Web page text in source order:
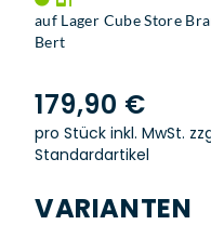
auf Lager Cube Store
Bert
179,90 €
pro Stück inkl. MwSt.
Standardartikel
VARIANTEN